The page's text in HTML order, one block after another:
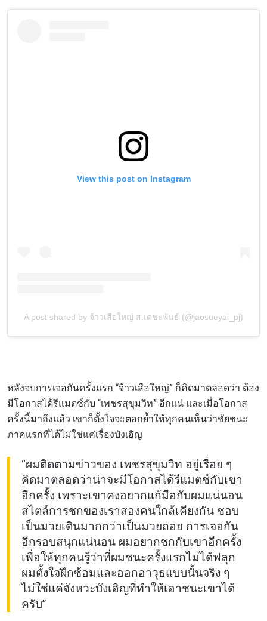
View this post on Instagram
A post shared by จ้าวเสือใหญ่ ส.เดชะพันธ์ (@jaosueyai_pj)
หลังจบการเจอกันครั้งแรก “จ้าวเสือใหญ่” ก็คิดมาตลอดว่า ต้อง
มีโอกาสได้รีแมตช์กับ “เพชรสุขุมวิท” อีกแน่ และเมื่อโอกาส
ครั้งนี้มาถึงแล้ว เขาก็ตั้งใจจะตอกย้ำให้ทุกคนเห็นว่าชัยชนะ
ภาคแรกที่ได้ไม่ใช่แค่เรื่องบังเอิญ
“ผมติดตามข่าวของ เพชรสุขุมวิท อยู่เรื่อย ๆ
คิดมาตลอดว่าน่าจะมีโอกาสได้รีแมตช์กับเขา
อีกครั้ง เพราะเขาคงอยากแก้มือกับผมแน่นอน
สไตล์การชกของเราสองคนใกล้เคียงกัน ชอบ
เป็นมวยเดินมากกว่าเป็นมวยถอย การเจอกัน
อีกรอบสนุกแน่นอน ผมอยากชกกับเขาอีกครั้ง
เพื่อให้ทุกคนรู้ว่าที่ผมชนะครั้งแรกไม่ได้ฟลุก
ผมตั้งใจฝึกซ้อมและออกอาวุธแบบนั้นจริง ๆ
ไม่ใช่แค่จังหวะบังเอิญที่ทำให้เอาชนะเขาได้
ครับ”